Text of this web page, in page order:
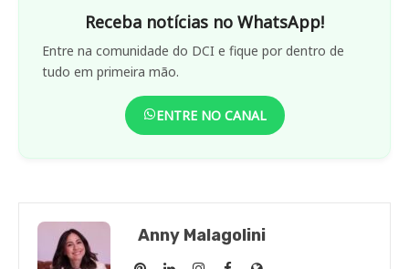
Receba notícias no WhatsApp!
Entre na comunidade do DCI e fique por dentro de
tudo em primeira mão.
ENTRE NO CANAL
Anny Malagolini